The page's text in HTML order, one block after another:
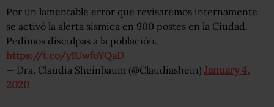
Por un lamentable error que revisaremos internamente
se activó la alerta sísmica en 900 postes en la Ciudad.
Pedimos disculpas a la población.
https://t.co/y1UwfoYQaD
— Dra. Claudia Sheinbaum (@Claudiashein) January 4,
2020